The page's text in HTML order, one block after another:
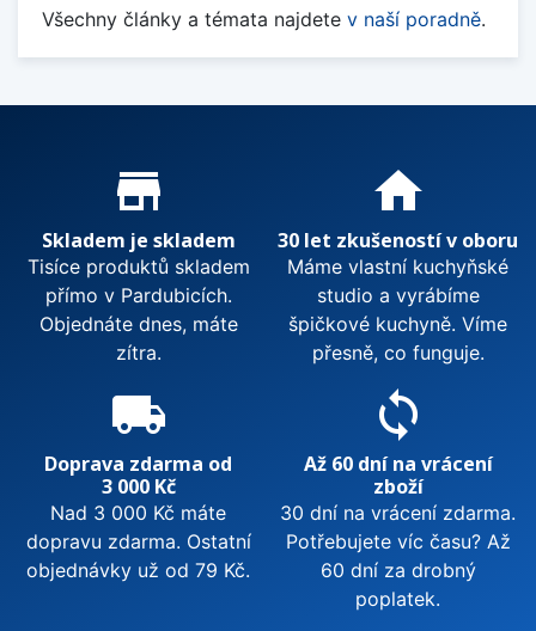
Všechny články a témata najdete v naší poradně.
Proč nakupovat u nás?
store_mall_directory
Skladem je skladem
Tisíce produktů skladem
přímo v Pardubicích.
Objednáte dnes, máte
zítra.
home
30 let zkušeností v oboru
Máme vlastní kuchyňské
studio a vyrábíme
špičkové kuchyně. Víme
přesně, co funguje.
local_shipping
Doprava zdarma od
3 000 Kč
Nad 3 000 Kč máte
dopravu zdarma. Ostatní
objednávky už od 79 Kč.
sync
Až 60 dní na vrácení
zboží
30 dní na vrácení zdarma.
Potřebujete víc času? Až
60 dní za drobný
poplatek.